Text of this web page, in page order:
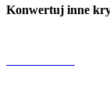
Konwertuj inne